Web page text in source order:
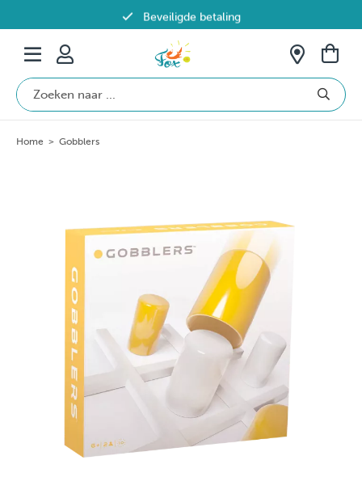
Beveiligde betaling
Gratis verzending vanaf €69 in België
Home > Gobblers